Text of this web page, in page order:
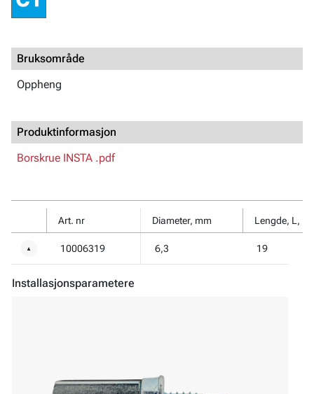
Bruksområde
Oppheng
Produktinformasjon
Borskrue INSTA .pdf
Art. nr Diameter, mm Lengde, L,
▼ 10006319 6,3 19
Installasjonsparametere